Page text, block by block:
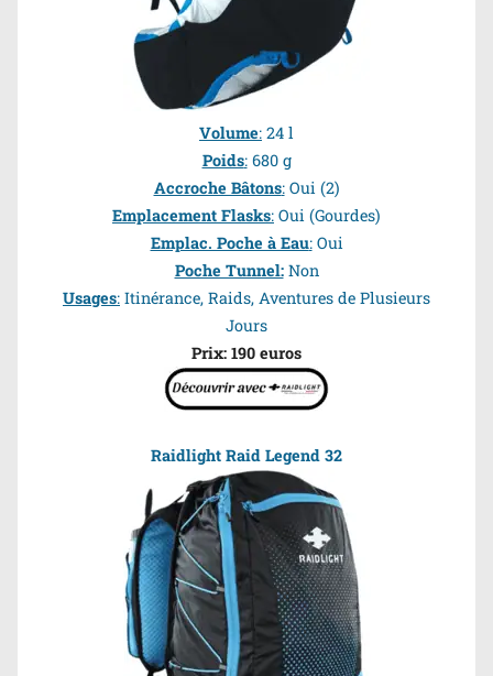
Volume: 24 l
Poids:680 g
Accroche Bâtons:Oui (2)
Emplacement Flasks: Oui (Gourdes)
Emplac. Poche à Eau:Oui
Poche Tunnel: Non
Usages: Itinérance, Raids, Aventures de Plusieurs
Jours
Prix: 190 euros
Raidlight Raid Legend 32